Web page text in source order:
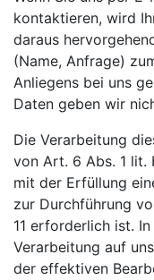
kontaktieren, wird
daraus
(Name, Anfrage)
Anliegens bei uns
Daten geben wir
Die Verarbeitung
von Art. 6 Abs. 1 lit.
mit der Erfüllung
zur Durchführung
11 erforderlich ist. In
Verarbeitung auf
der effektiven